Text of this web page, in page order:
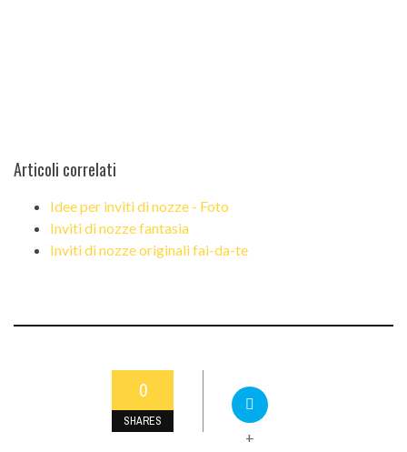
Articoli correlati
Idee per inviti di nozze - Foto
Inviti di nozze fantasia
Inviti di nozze originali fai-da-te
0
SHARES
+